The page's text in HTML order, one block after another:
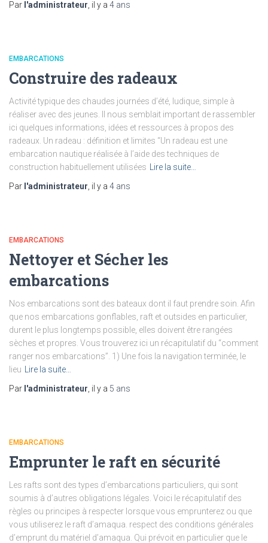
Par l'administrateur , il y a 4 ans
EMBARCATIONS
Construire des radeaux
Activité typique des chaudes journées d’été, ludique, simple à
réaliser avec des jeunes. Il nous semblait important de rassembler
ici quelques informations, idées et ressources à propos des
radeaux. Un radeau : définition et limites “Un radeau est une
embarcation nautique réalisée à l’aide des techniques de
construction habituellement utilisées
Lire la suite…
Par l'administrateur , il y a 4 ans
EMBARCATIONS
Nettoyer et Sécher les
embarcations
Nos embarcations sont des bateaux dont il faut prendre soin. Afin
que nos embarcations gonflables, raft et outsides en particulier,
durent le plus longtemps possible, elles doivent être rangées
sèches et propres. Vous trouverez ici un récapitulatif du “comment
ranger nos embarcations”. 1) Une fois la navigation terminée, le
lieu
Lire la suite…
Par l'administrateur , il y a 5 ans
EMBARCATIONS
Emprunter le raft en sécurité
Les rafts sont des types d’embarcations particuliers, qui sont
soumis à d’autres obligations légales. Voici le récapitulatif des
règles ou principes à respecter lorsque vous emprunterez ou que
vous utiliserez le raft d’amaqua. respect des conditions générales
d’emprunt du matériel d’amaqua. Qui prévoit en particulier que le